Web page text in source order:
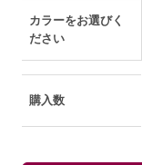
カラーをお選びく
ださい
購入数